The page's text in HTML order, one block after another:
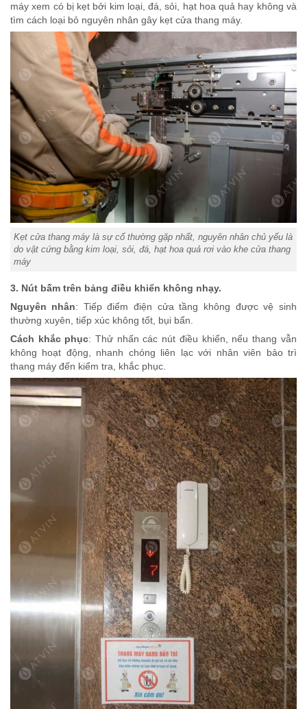
máy xem có bị kẹt bởi kim loại, đá, sỏi, hạt hoa quả hay không và
tìm cách loại bỏ nguyên nhân gây kẹt cửa thang máy.
Kẹt cửa thang máy là sự cố thường gặp nhất, nguyên nhân chủ yếu là
do vật cứng bằng kim loại, sỏi, đá, hạt hoa quả rơi vào khe cửa thang
máy
3. Nút bấm trên bảng điều khiển không nhạy.
Nguyên nhân: Tiếp điểm điện cửa tầng không được vệ sinh
thường xuyên, tiếp xúc không tốt, bụi bẩn.
Cách khắc phục: Thử nhấn các nút điều khiển, nếu thang vẫn
không hoạt động, nhanh chóng liên lạc với nhân viên bảo trì
thang máy đến kiểm tra, khắc phục.